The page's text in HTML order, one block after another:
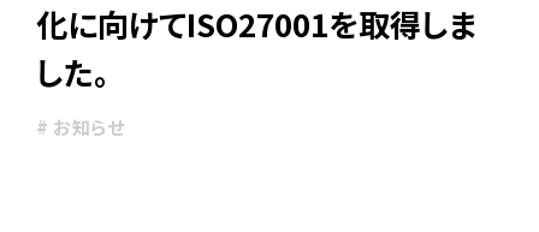
化に向けてISO27001を取得しま
した。
# お知らせ